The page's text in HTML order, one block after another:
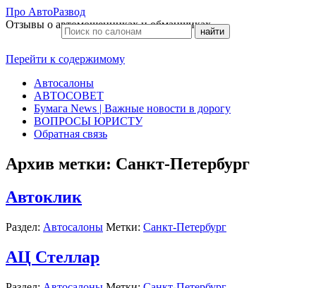
Про АвтоРазвод
Отзывы о автомошенниках и обманщиках
Перейти к содержимому
Автосалоны
АВТОСОВЕТ
Бумага News | Важные новости в дорогу
ВОПРОСЫ ЮРИСТУ
Обратная связь
Архив метки: Санкт-Петербург
Автоклик
Раздел: Автосалоны Метки: Санкт-Петербург
АЦ Стеллар